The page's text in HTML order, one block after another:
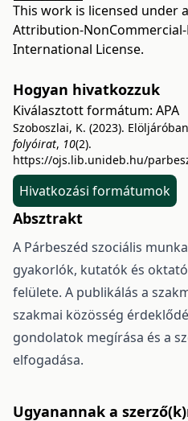
This work is licensed under a
Attribution-
International License.
Hogyan hivatkozzuk
Kiválasztott formátum: APA
Szoboszlai, K. (2023).
folyóirat, 10(2).
https://ojs.lib.unideb.hu/
Hivatkozási formátumok
Absztrakt
A Párbeszéd szociális
gyakorlók, kutatók és
felülete. A publikálás a
szakmai közösség
gondolatok megírása és a
elfogadása.
Ugyanannak a